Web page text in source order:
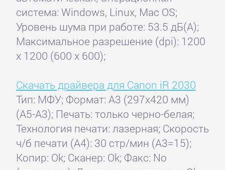
система: Windows, Linux, Mac OS;
Уровень шума при работе: 53.5 дБ(А);
Максимальное разрешение (dpi): 1200
x 1200 (600 x 600);
Скачать драйвера для Canon iR 2030
Тип: МФУ; Формат: A3 (297x420 мм)
(A5-A3); Печать: только черно-белая;
Технология печати: лазерная; Скорость
ч/б печати (А4): 30 стр/мин (A3=15);
Копир: Ok; Сканер: Ok; Факс: No